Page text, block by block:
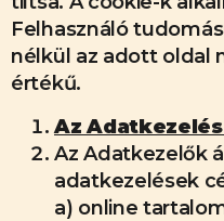
Felhasználó
nélkül az adott oldal
értékű.
Az
Az Adatkezelők
adatkezelések
a) online